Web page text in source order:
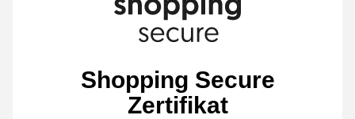
Shopping Secure
Zertifikat